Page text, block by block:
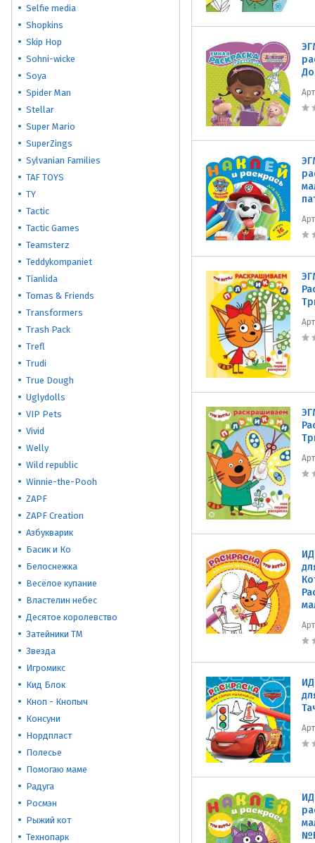
Selfie media
Shopkins
Skip Hop
Sohni-wicke
Soya
Spider Man
Stellar
Super Mario
SuperZings
Sylvanian Families
TAF TOYS
TY
Tactic
Tactic Games
Teamsterz
Teddykompaniet
Tianlida
Tomas & Friends
Transformers
Trash Pack
Trefl
Trudi
True Dough
Uglydolls
VIP Pets
Vivid
Welly
Wild republic
Winnie-the-Pooh
ZAPF
ZAPF Creation
Азбукварик
Басик и Ко
Белоснежка
Весёлое купание
Властелин небес
Десятое королевство
Затейники ТМ
Звезда
Игромикс
Кид Блок
Кноп - Кнопыч
Консуни
Нордпласт
Полесье
Помогаю маме
Радуга
Росмэн
Рыжий кот
Технопарк